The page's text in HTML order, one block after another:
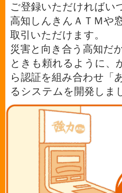
ご登録いただければい
高知しんきんＡＴＭや
取引いただけます。
災害と向き合う高知だ
ときも頼れるように、
ら認証を組み合わせ「
るシステムを開発しま